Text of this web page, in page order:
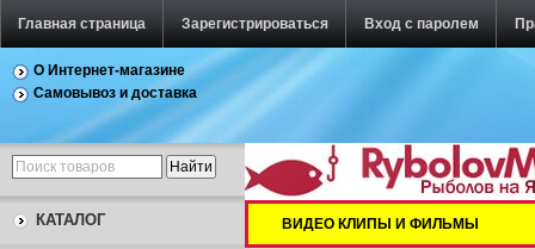
Главная страница Зарегистрироваться Вход с паролем
О Интернет-магазине
Самовывоз и доставка
КАТАЛОГ ВИДЕО КЛИПЫ И ФИЛЬМЫ